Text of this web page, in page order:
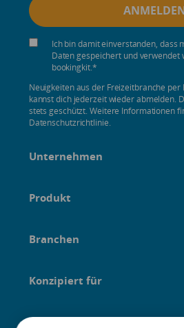
Ich bin damit einverstanden, dass
Daten gespeichert und verwendet
bookingkit.*
Neuigkeiten aus der Freizeitbranche per
kannst dich jederzeit wieder abmelden.
stets geschützt. Weitere Informationen
Datenschutzrichtlinie.
Unternehmen
Produkt
Branchen
Konzipiert für
Anleitungen